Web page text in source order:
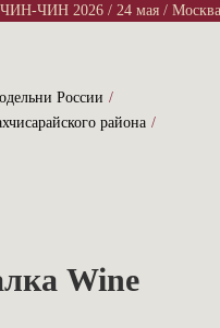
ЧИН 2026 / 24 мая / Москва
России /
района /
Wine